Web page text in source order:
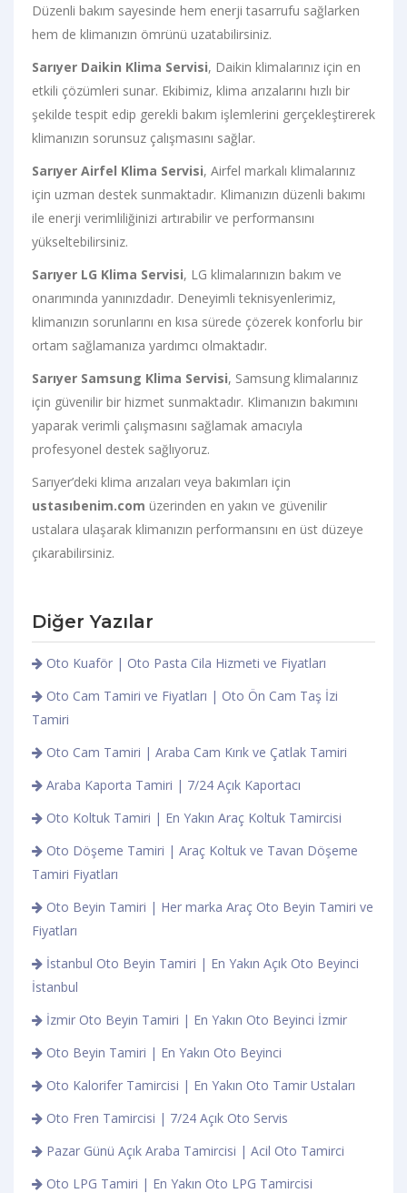
Düzenli bakım sayesinde hem enerji tasarrufu sağlarken
hem de klimanızın ömrünü uzatabilirsiniz.
Sarıyer Daikin Klima Servisi, Daikin klimalarınız için en
etkili çözümleri sunar. Ekibimiz, klima arızalarını hızlı bir
şekilde tespit edip gerekli bakım işlemlerini gerçekleştirerek
klimanızın sorunsuz çalışmasını sağlar.
Sarıyer Airfel Klima Servisi, Airfel markalı klimalarınız
için uzman destek sunmaktadır. Klimanızın düzenli bakımı
ile enerji verimliliğinizi artırabilir ve performansını
yükseltebilirsiniz.
Sarıyer LG Klima Servisi, LG klimalarınızın bakım ve
onarımında yanınızdadır. Deneyimli teknisyenlerimiz,
klimanızın sorunlarını en kısa sürede çözerek konforlu bir
ortam sağlamanıza yardımcı olmaktadır.
Sarıyer Samsung Klima Servisi, Samsung klimalarınız
için güvenilir bir hizmet sunmaktadır. Klimanızın bakımını
yaparak verimli çalışmasını sağlamak amacıyla
profesyonel destek sağlıyoruz.
Sarıyer’deki klima arızaları veya bakımları için
ustasıbenim.com üzerinden en yakın ve güvenilir
ustalara ulaşarak klimanızın performansını en üst düzeye
çıkarabilirsiniz.
Diğer Yazılar
Oto Kuaför | Oto Pasta Cila Hizmeti ve Fiyatları
Oto Cam Tamiri ve Fiyatları | Oto Ön Cam Taş İzi
Tamiri
Oto Cam Tamiri | Araba Cam Kırık ve Çatlak Tamiri
Araba Kaporta Tamiri | 7/24 Açık Kaportacı
Oto Koltuk Tamiri | En Yakın Araç Koltuk Tamircisi
Oto Döşeme Tamiri | Araç Koltuk ve Tavan Döşeme
Tamiri Fiyatları
Oto Beyin Tamiri | Her marka Araç Oto Beyin Tamiri ve
Fiyatları
İstanbul Oto Beyin Tamiri | En Yakın Açık Oto Beyinci
İstanbul
İzmir Oto Beyin Tamiri | En Yakın Oto Beyinci İzmir
Oto Beyin Tamiri | En Yakın Oto Beyinci
Oto Kalorifer Tamircisi | En Yakın Oto Tamir Ustaları
Oto Fren Tamircisi | 7/24 Açık Oto Servis
Pazar Günü Açık Araba Tamircisi | Acil Oto Tamirci
Oto LPG Tamiri | En Yakın Oto LPG Tamircisi